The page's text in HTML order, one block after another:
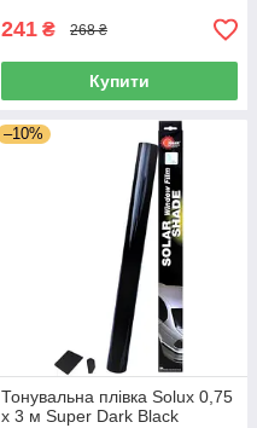
241 ₴ 268 ₴
Купити
–10%
Тонувальна плівка Solux 0,75
х 3 м Super Dark Black